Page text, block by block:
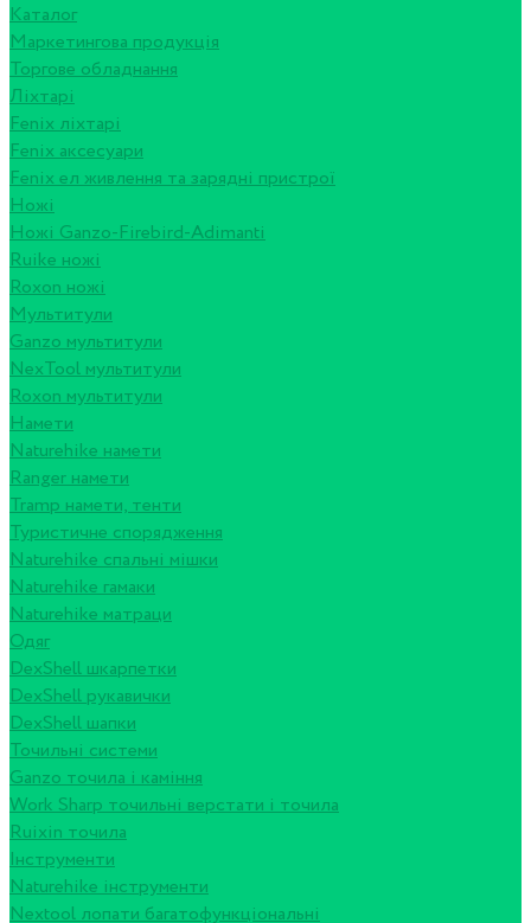
Каталог
Маркетингова продукція
Торгове обладнання
Ліхтарі
Fenix ліхтарі
Fenix аксесуари
Fenix ел живлення та зарядні пристрої
Ножі
Ножі Ganzo-Firebird-Adimanti
Ruike ножі
Roxon ножi
Мультитули
Ganzo мультитули
NexTool мультитули
Roxon мультитули
Намети
Naturehike намети
Ranger намети
Tramp намети, тенти
Туристичне спорядження
Naturehike спальні мішки
Naturehike гамаки
Naturehike матраци
Одяг
DexShell шкарпетки
DexShell рукавички
DexShell шапки
Точильні системи
Ganzo точила і каміння
Work Sharp точильні верстати і точила
Ruixin точила
Інструменти
Naturehike інструменти
Nextool лопати багатофункціональні